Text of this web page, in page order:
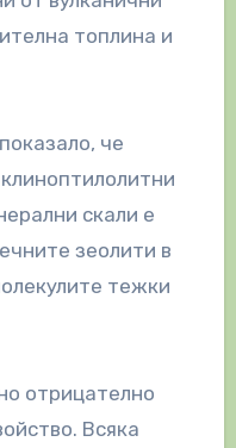
топлина и
че
скали е
зеолити в
тежки
отрицателно
Всяка